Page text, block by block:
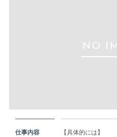
仕事内容
【具体的には】